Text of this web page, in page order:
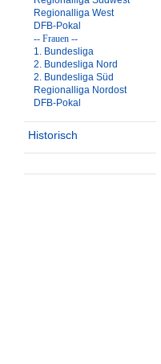
Regionalliga West
DFB-Pokal
-- Frauen --
1. Bundesliga
2. Bundesliga Nord
2. Bundesliga Süd
Regionalliga Nordost
DFB-Pokal
Historisch